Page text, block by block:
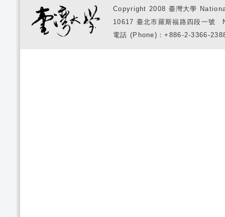
Copyright 2008 臺灣大學
10617 臺北市羅斯福路四段一
電話 (Phone)：+886-2-3366-